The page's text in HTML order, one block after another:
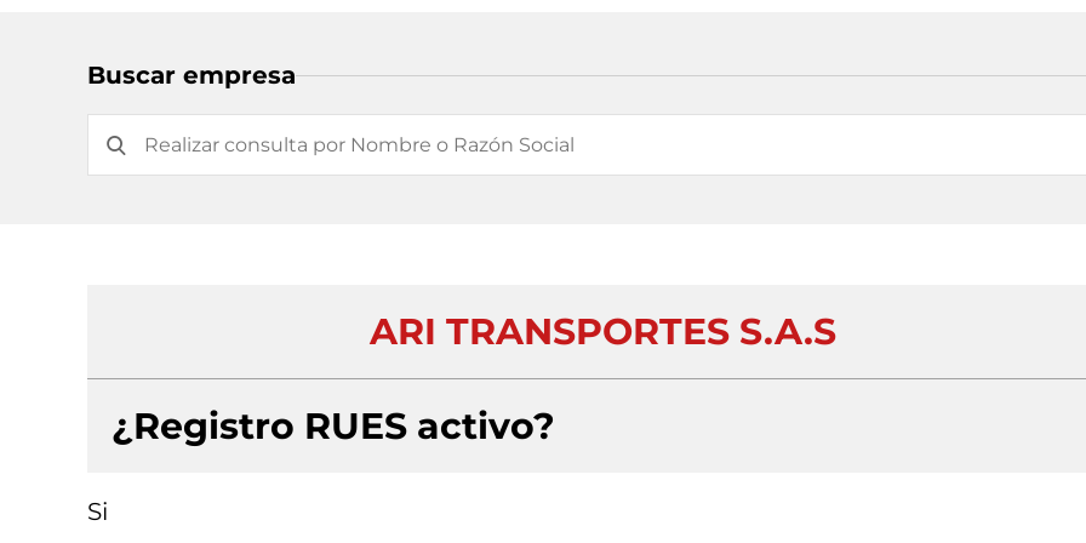
Buscar empresa
ARI TRANSPORTES S.A.S
¿Registro RUES activo?
Si